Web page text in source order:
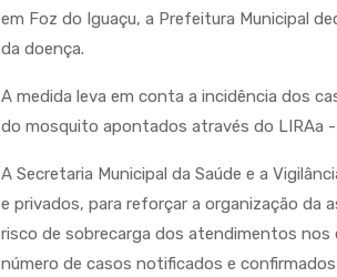
em Foz do Iguaçu, a Prefeitura Municipal
da doença.
A medida leva em conta a incidência dos
do mosquito apontados através do LIRAa
A Secretaria Municipal da Saúde e a
e privados, para reforçar a organização da
risco de sobrecarga dos atendimentos
número de casos notificados e